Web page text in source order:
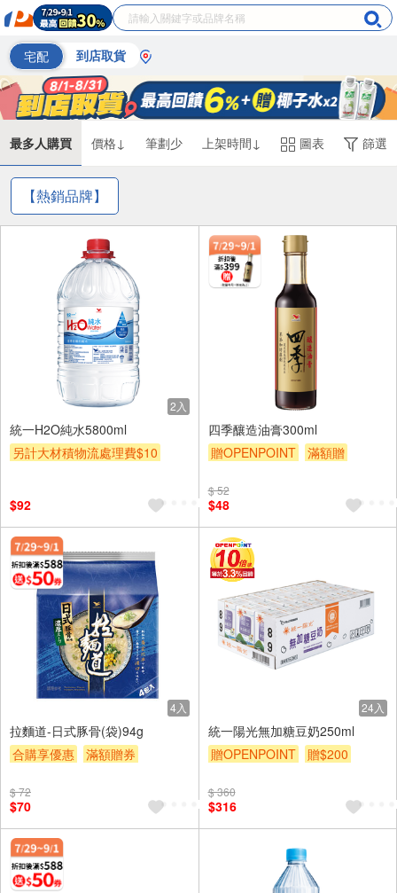
宅配 到店取貨
最多人購買 價格↓ 筆劃少 上架時間↓ 圖表 篩選
【熱銷品牌】
2入
統一H2O純水5800ml
另計大材積物流處理費$10
$92
四季釀造油膏300ml
贈OPENPOINT
滿額贈
$ 52
$48
4入
拉麵道-日式豚骨(袋)94g
合購享優惠
滿額贈券
$ 72
$70
24入
統一陽光無加糖豆奶250ml
贈OPENPOINT
贈$200
$ 360
$316